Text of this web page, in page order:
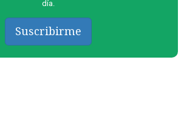
día.
Suscribirme